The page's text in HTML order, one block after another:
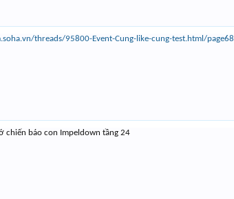
threads/95800-Event-Cung-like-cung-test.html/page68
chiến báo con Impeldown tầng 24